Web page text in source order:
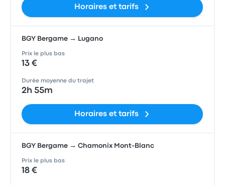
Horaires et tarifs
BGY Bergame → Lugano
Prix le plus bas
13 €
Durée moyenne du trajet
2h 55m
Horaires et tarifs
BGY Bergame → Chamonix Mont-Blanc
Prix le plus bas
18 €